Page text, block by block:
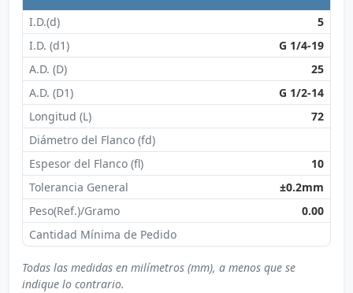
I.D.(d)
5
I.D. (d1)
G 1/4-19
A.D. (D)
25
A.D. (D1)
G 1/2-14
Longitud (L)
72
Diámetro del Flanco (fd)
Espesor del Flanco (fl)
10
Tolerancia General
±0.2mm
Peso(Ref.)/Gramo
0.00
Cantidad Mínima de Pedido
Todas las medidas en milímetros (mm), a menos que se
indique lo contrario.